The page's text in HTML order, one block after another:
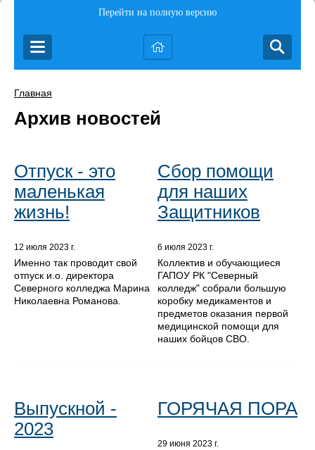
Перейти на полную версию
Главная
Архив новостей
Отпуск - это
маленькая
жизнь!
12 июля 2023 г.
Именно так проводит свой
отпуск и.о. директора
Северного колледжа Марина
Николаевна Романова.
Сбор помощи
для наших
Защитников
6 июля 2023 г.
Коллектив и обучающиеся
ГАПОУ РК "Северный
колледж" собрали большую
коробку медикаментов и
предметов оказания первой
медицинской помощи для
наших бойцов СВО.
Выпускной -
2023
ГОРЯЧАЯ ПОРА
29 июня 2023 г.